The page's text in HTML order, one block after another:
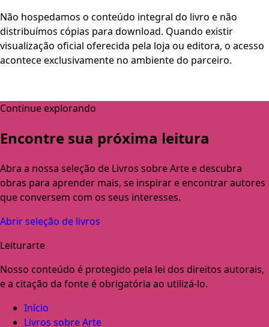
Não hospedamos o conteúdo integral do livro e não
distribuímos cópias para download. Quando existir
visualização oficial oferecida pela loja ou editora, o acesso
acontece exclusivamente no ambiente do parceiro.
Continue explorando
Encontre sua próxima leitura
Abra a nossa seleção de Livros sobre Arte e descubra
obras para aprender mais, se inspirar e encontrar autores
que conversem com os seus interesses.
Abrir seleção de livros
Leiturarte
Nosso conteúdo é protegido pela lei dos direitos autorais,
e a citação da fonte é obrigatória ao utilizá-lo.
Início
Livros sobre Arte